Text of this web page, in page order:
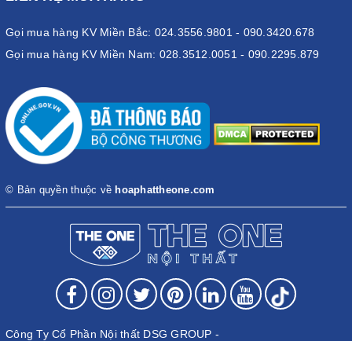
Gọi mua hàng KV Miền Bắc: 024.3556.9801 - 090.3420.678
Gọi mua hàng KV Miền Nam: 028.3512.0051 - 090.2295.879
© Bản quyền thuộc về hoaphattheone.com
Công Ty Cổ Phần Nội thất DSG GROUP -